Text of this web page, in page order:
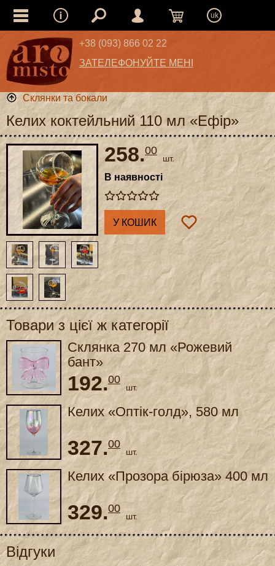
uk
+38 (093) 866 02 22
ЗАТЕЛЕФОНУЙТЕ МЕНІ
Склянки та бокали
Келих коктейльний 110 мл «Ефір»
258.00
шт.
В наявності
У КОШИК
Товари з цієї ж категорії
Склянка 270 мл «Рожевий
бант»
192.00
шт.
Келих «Оптік-голд», 580 мл
327.00
шт.
Келих «Прозора бірюза» 400 мл
329.00
шт.
Відгуки